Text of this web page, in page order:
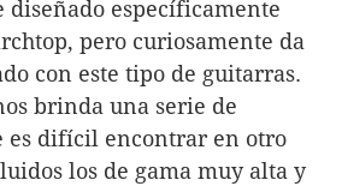
diseñado específicamente
pero curiosamente da
con este tipo de guitarras.
brinda una serie de
es difícil encontrar en otro
los de gama muy alta y